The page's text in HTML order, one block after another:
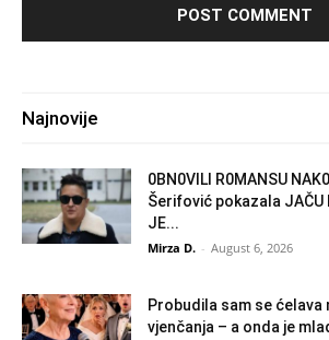
Najnovije
0BN0VlLl R0MANSU
Šerifović pokazala JAČU
JE...
Mirza D. - August 6, 2026
Probudila sam se ćelava
vjenčanja – a onda je